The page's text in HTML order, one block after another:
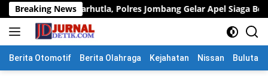
Langsung
ke
konten
Breaking News
Polres Jombang Gelar Apel Siaga Bencana Gus
Berita Otomotif Berita Olahraga Kejahatan Nissan